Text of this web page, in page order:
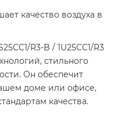
качество воздуха в
R3-B / 1U25CC1/R3
стильного
Он обеспечит
доме или офисе,
качества.